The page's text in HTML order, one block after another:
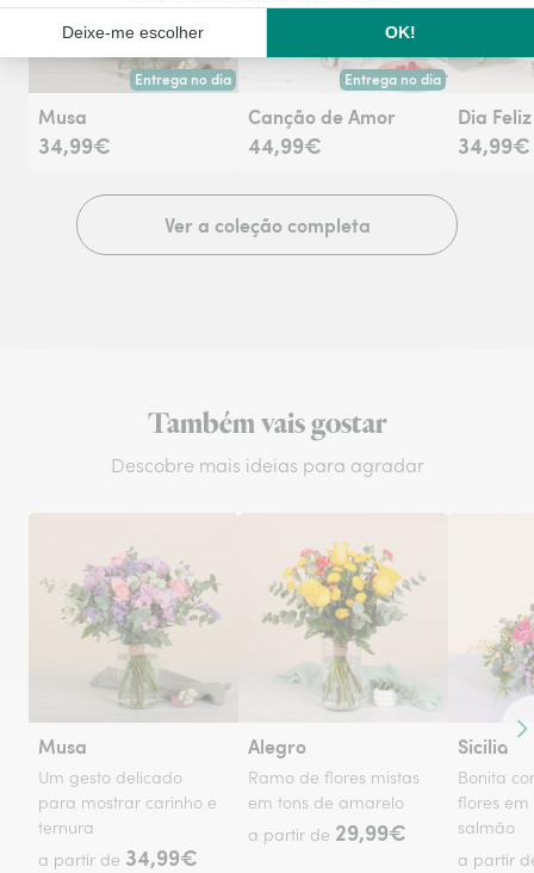
Entrega no dia
Entrega hoje ou na data à tua escolha.
Musa
34,99€
Entrega no dia
Entrega hoje ou na data à
Canção de Amor
44,99€
Dia Feliz
34,99€
Ver a coleção completa
Também vais gostar
Descobre mais ideias para agradar
Musa
Um gesto delicado
para mostrar carinho e
ternura
a partir de 34,99€
Alegro
Ramo de flores mistas
em tons de amarelo
a partir de 29,99€
Sicilia
Bonita
flores em
salmão
a partir